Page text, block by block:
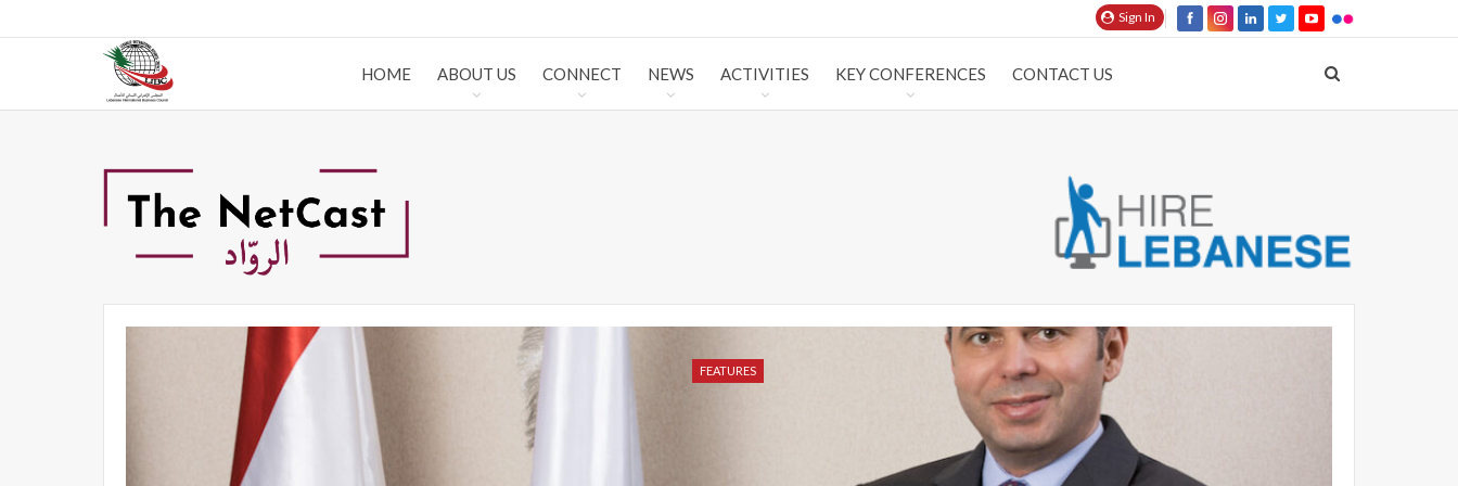
Sign In
HOME ABOUT US CONNECT NEWS ACTIVITIES KEY CONFERENCES CONTACT US
FEATURES
FEATURES
FEATURES
FEATURES
FEATURES